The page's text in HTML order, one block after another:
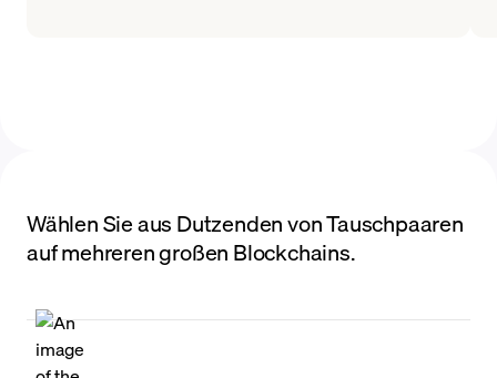
Wählen Sie aus Dutzenden von Tauschpaaren
auf mehreren großen Blockchains.